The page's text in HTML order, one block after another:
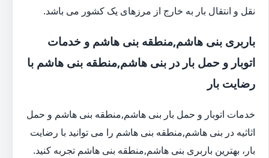
نقل و انتقال بار به خارج از مرزهای یک کشور می باشد.
باربری بنی هاشم,منطقه بنی هاشم و خدمات
اتوبار و حمل بار در بنی هاشم,منطقه بنی هاشم با
رضایت بار
خدمات اتوبار و حمل بار بنی هاشم,منطقه بنی هاشم و حمل
اثاثیه در بنی هاشم,منطقه بنی هاشم را می توانید با رضایت
بار، بهترین باربری بنی هاشم,منطقه بنی هاشم تجربه کنید.